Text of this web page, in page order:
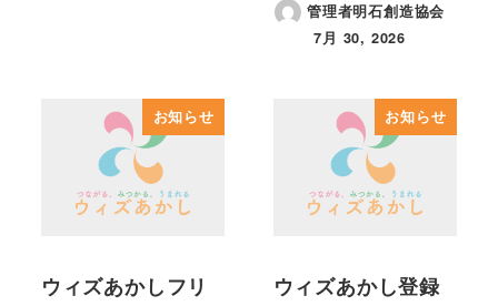
管理者明石創造協会
投稿日
7月 30, 2026
お知らせ
ウィズあかしフリ
お知らせ
ウィズあかし登録